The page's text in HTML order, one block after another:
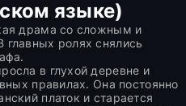
языке)
драма со сложным и
ролях снялись
в глухой деревне и
правилах. Она постоянно
платок и старается